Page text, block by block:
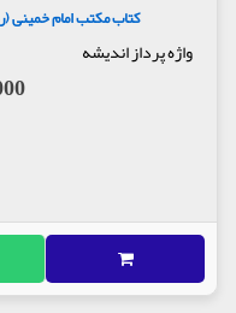
کتاب مکتب امام خمینی
واژه پرداز اندیشه